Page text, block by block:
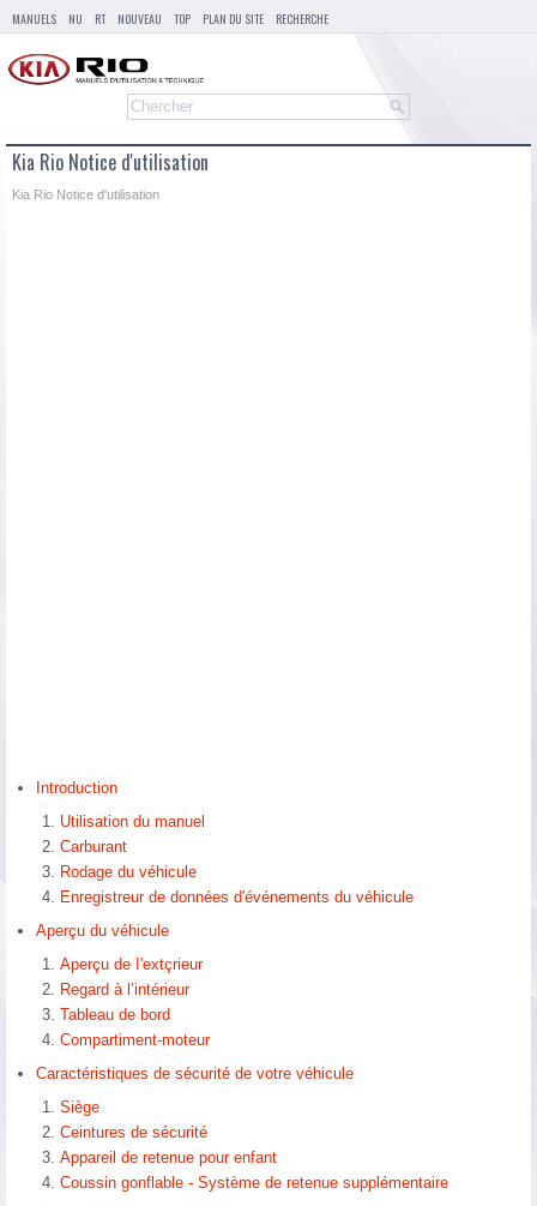
MANUELS NU RT NOUVEAU TOP PLAN DU SITE RECHERCHE
Kia Rio Notice d'utilisation
Kia Rio Notice d'utilisation
Introduction
Utilisation du manuel
Carburant
Rodage du véhicule
Enregistreur de données d'événements du véhicule
Aperçu du véhicule
Aperçu de I'extçrieur
Regard à l’intérieur
Tableau de bord
Compartiment-moteur
Caractéristiques de sécurité de votre véhicule
Siège
Ceintures de sécurité
Appareil de retenue pour enfant
Coussin gonflable - Système de retenue supplémentaire